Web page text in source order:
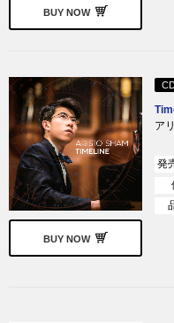
BUY NOW
BUY NOW
ア
発